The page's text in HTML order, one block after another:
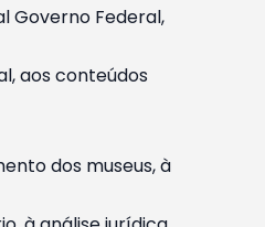
Governo Federal,
aos conteúdos
dos museus, à